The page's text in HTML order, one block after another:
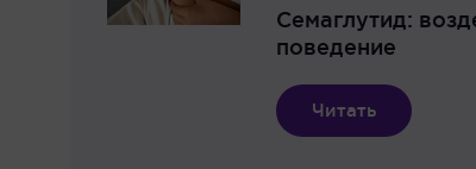
Семаглутид:
поведение
Читать